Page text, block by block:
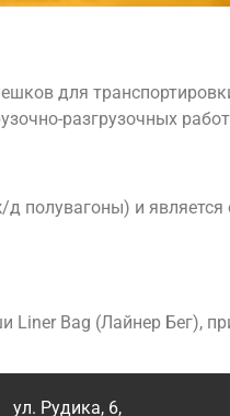
для
разгрузочных
и
Bag (Лайнер Бег),
ул. Рудика, 6,